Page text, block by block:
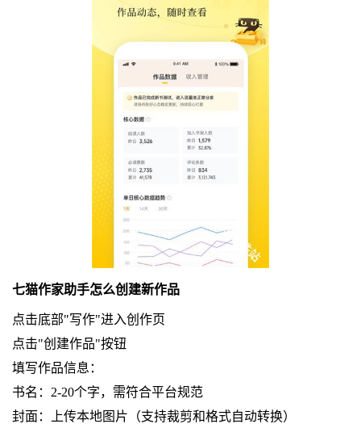
七猫作家助手怎么创建新作品
点击底部"写作"进入创作页
点击"创建作品"按钮
填写作品信息：
书名：2-20个字，需符合平台规范
封面：上传本地图片（支持裁剪和格式自动转换）